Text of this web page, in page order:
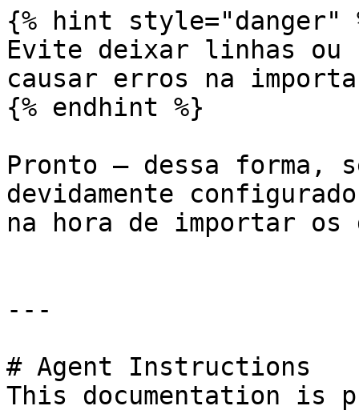
{% hint style="danger"
Evite deixar linhas ou
causar erros na
{% endhint %}
Pronto — dessa forma,
devidamente
na hora de importar os
---
# Agent Instructions
This documentation is